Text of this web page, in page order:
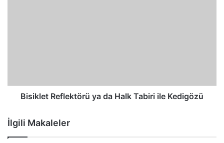
Bisiklet Reflektörü ya da Halk Tabiri ile Kedigözü
İlgili Makaleler